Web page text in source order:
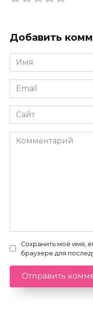
Добавить
Имя
*
Email
*
Сайт
Комментарий
Сохранить моё имя,
браузере для